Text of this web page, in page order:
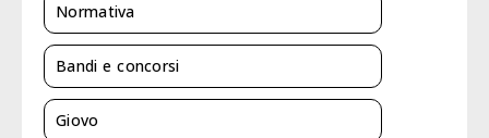
Normativa
Bandi e concorsi
Giovo